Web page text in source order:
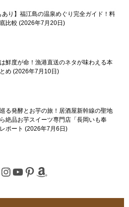
あり】福江島の温泉めぐり完全ガイド！料
比較 2026年7月20日
鮮度が命！漁港直送のネタが味わえる本
め 2026年7月10日
る発酵とお芋の旅！居酒屋新幹線の聖地
ら絶品お芋スイーツ専門店「長岡いも奉
ポート
2026年7月6日
Instagram
YouTube
Pinterest
Amazon